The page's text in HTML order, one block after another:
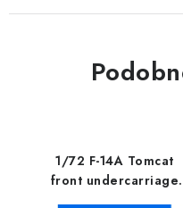
1/72 F-14A Tomcat
front undercarriage
covers